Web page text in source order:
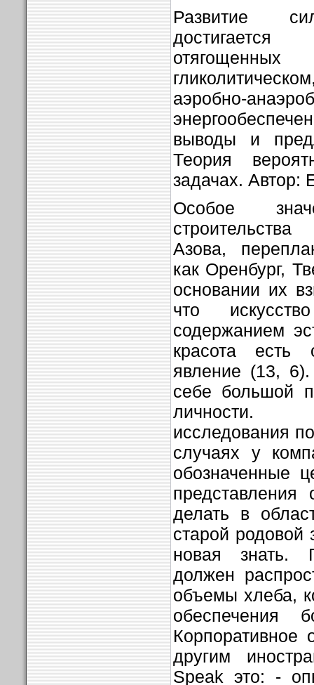
Развитие
аэробно-
выводы и
Теория
задачах. Автор:
Особое
Азова,
как Оренбург,
основании их
что
содержанием
красота есть
явление (13, 6).
себе большой
личности.
исследования
случаях у
обозначенные
делать в
старой родовой
новая знать.
должен
объемы хлеба,
обеспечения
Корпоративное
другим
Speak это: -